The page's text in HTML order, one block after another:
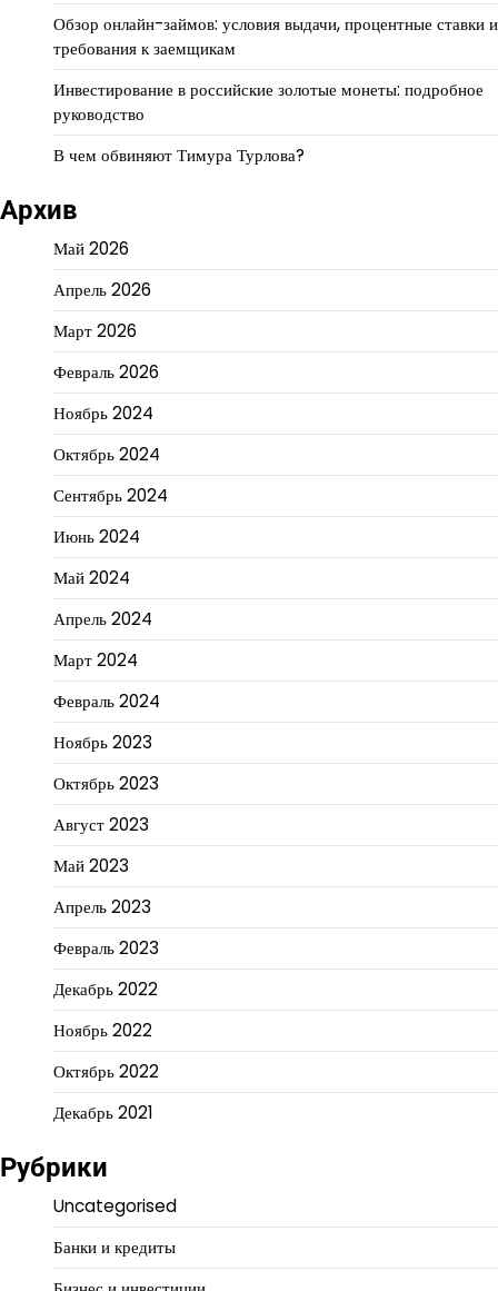
Обзор онлайн-займов: условия выдачи, процентные ставки и
требования к заемщикам
Инвестирование в российские золотые монеты: подробное
руководство
В чем обвиняют Тимура Турлова?
Архив
Май 2026
Апрель 2026
Март 2026
Февраль 2026
Ноябрь 2024
Октябрь 2024
Сентябрь 2024
Июнь 2024
Май 2024
Апрель 2024
Март 2024
Февраль 2024
Ноябрь 2023
Октябрь 2023
Август 2023
Май 2023
Апрель 2023
Февраль 2023
Декабрь 2022
Ноябрь 2022
Октябрь 2022
Декабрь 2021
Рубрики
Uncategorised
Банки и кредиты